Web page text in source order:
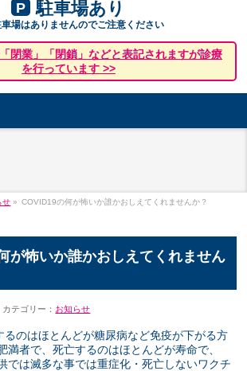
P 駐車場あり
場はありませんのでご注意ください
閉業」「閉鎖」などと表記されますが診療
を行っています >>
せ » COVID19の何が怖いか誰かおしえてくれませんか？
が怖いか誰かおしえてくれません
テゴリー： お知らせ
るのはほとんどが糖尿病など免疫が下がる方
満者で、死亡するのはほとんどが寿命で、
では滅多な事では重症化・死亡しないワクチ